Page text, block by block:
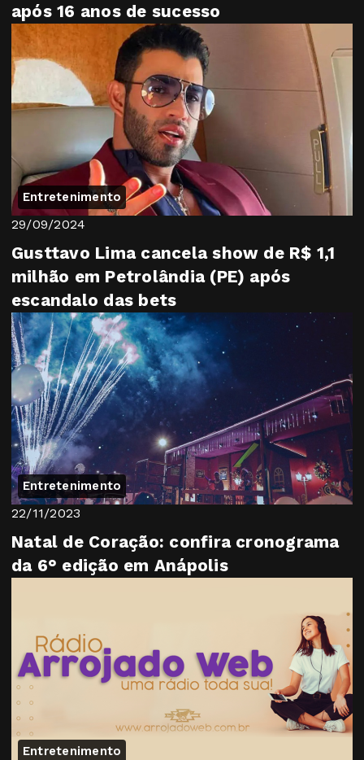
após 16 anos de sucesso
Entretenimento
29/09/2024
Gusttavo Lima cancela show de R$ 1,1
milhão em Petrolândia (PE) após
escandalo das bets
Entretenimento
22/11/2023
Natal de Coração: confira cronograma
da 6° edição em Anápolis
Entretenimento